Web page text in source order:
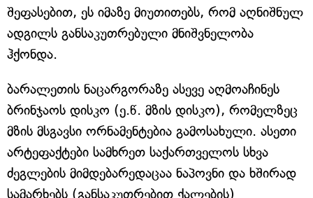
შეფასებით, ეს იმაზე მიუთითებს, რომ აღნიშნულ
ადგილს განსაკუთრებული მნიშვნელობა
ჰქონდა.
ბარალეთის ნაცარგორაზე ასევე აღმოაჩინეს
ბრინჯაოს დისკო (ე.წ. მზის დისკო), რომელზეც
მზის მსგავსი ორნამენტებია გამოსახული. ასეთი
არტეფაქტები სამხრეთ საქართველოს სხვა
ძეგლების მიმდებარედაცაა ნაპოვნი და ხშირად
სამარხებს (განსაკუთრებით ქალების)